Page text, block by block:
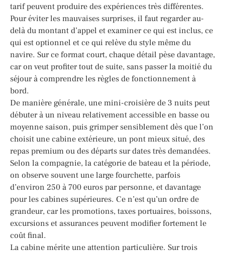
tarif peuvent produire des expériences très différentes.
Pour éviter les mauvaises surprises, il faut regarder au-
delà du montant d’appel et examiner ce qui est inclus, ce
qui est optionnel et ce qui relève du style même du
navire. Sur ce format court, chaque détail pèse davantage,
car on veut profiter tout de suite, sans passer la moitié du
séjour à comprendre les règles de fonctionnement à
bord.
De manière générale, une mini-croisière de 3 nuits peut
débuter à un niveau relativement accessible en basse ou
moyenne saison, puis grimper sensiblement dès que l’on
choisit une cabine extérieure, un pont mieux situé, des
repas premium ou des départs sur dates très demandées.
Selon la compagnie, la catégorie de bateau et la période,
on observe souvent une large fourchette, parfois
d’environ 250 à 700 euros par personne, et davantage
pour les cabines supérieures. Ce n’est qu’un ordre de
grandeur, car les promotions, taxes portuaires, boissons,
excursions et assurances peuvent modifier fortement le
coût final.
La cabine mérite une attention particulière. Sur trois